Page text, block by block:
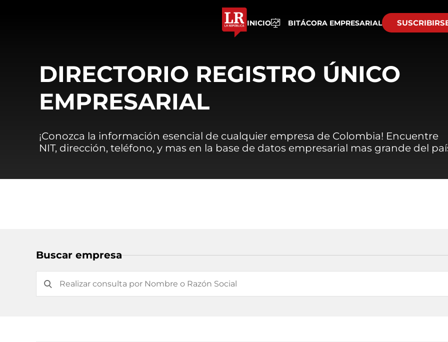
INICIO BITÁCORA EMPRESARIAL
DIRECTORIO REGISTRO ÚNICO
EMPRESARIAL
¡Conozca la información esencial de cualquier empresa de Colombia! Encuentre
NIT, dirección, teléfono, y mas en la base de datos empresarial mas grande del
Buscar empresa